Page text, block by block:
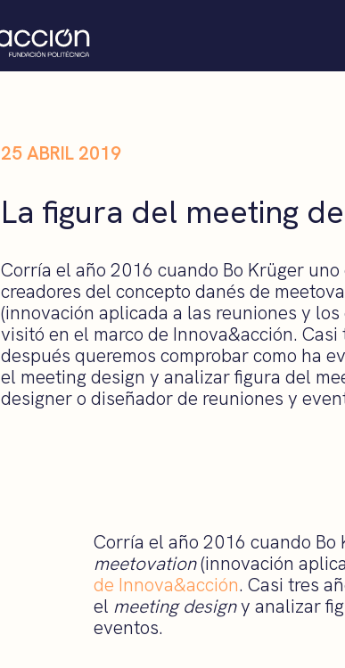
25 ABRIL 2019
La figura del meeting
Corría el año 2016 cuando Bo Krüger uno
creadores del concepto danés de
(innovación aplicada a las reuniones y los
visitó en el marco de Innova&acción. Casi
después queremos comprobar como ha
el meeting design y analizar figura del
designer o diseñador de reuniones y
Corría el año 2016 cuando
meetovation(innovación
de Innova&acción. Casi tres
el meeting designy analizar
eventos.